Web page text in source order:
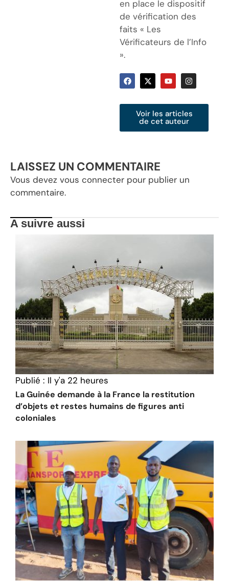
en place le dispositif
de vérification des
faits « Les
Vérificateurs de l’Info
».
Voir les articles
de cet auteur
LAISSEZ UN COMMENTAIRE
Vous devez vous connecter pour publier un
commentaire.
A suivre aussi
Publié : Il y'a 22 heures
La Guinée demande à la France la restitution
d’objets et restes humains de figures anti
coloniales